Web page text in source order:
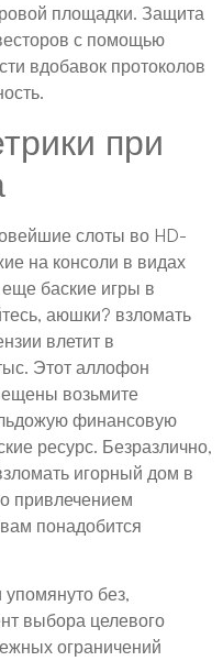
площадки. Защита
с помощью
вдобавок протоколов
при
слоты во HD-
на консоли в видах
баские игры в
аюшки? взломать
влетит в
Этот аллофон
возьмите
финансовую
ресурс. Безразлично,
игорный дом в
привлечением
понадобится
без,
выбора целевого
ограничений